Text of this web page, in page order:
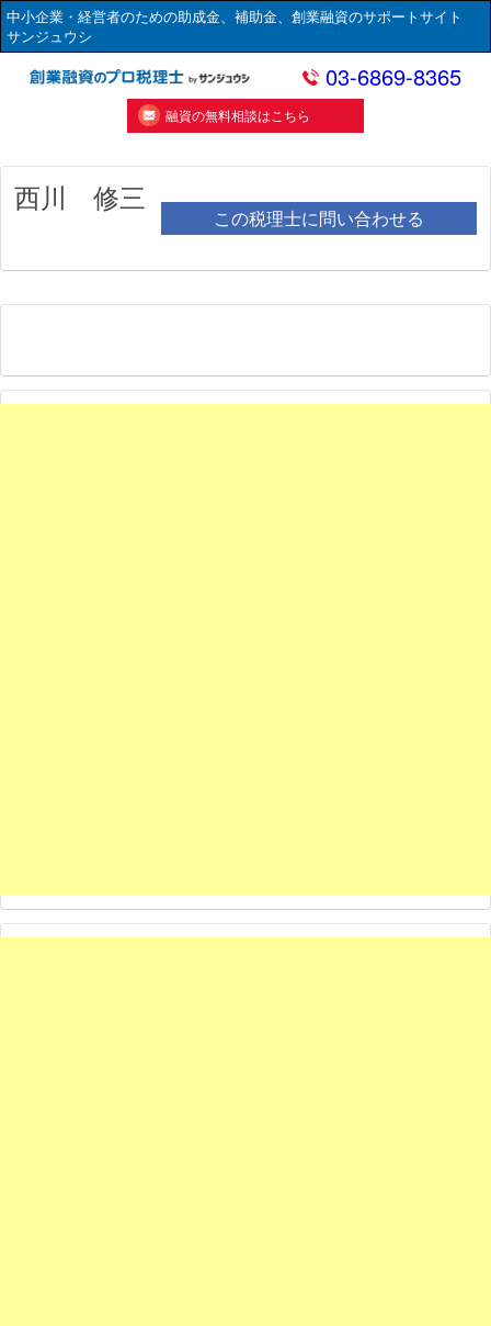
中小企業・経営者のための助成金、補助金、創業融資のサポートサイト
サンジュウシ
03-6869-8365
融資の無料相談はこちら
西川 修三
この税理士に問い合わせる